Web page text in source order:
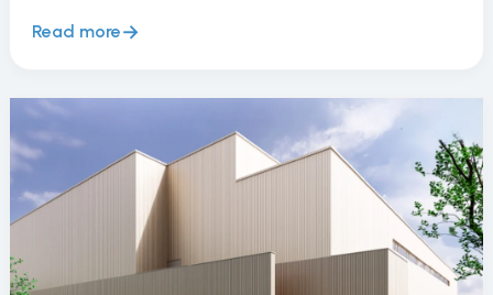
Read more